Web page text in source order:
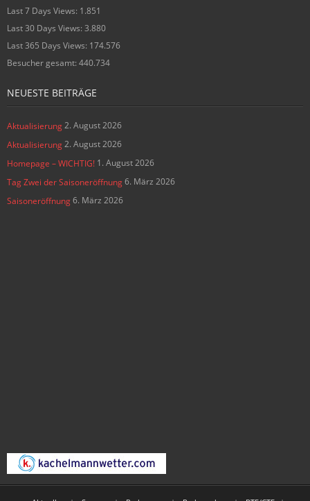
Last 7 Days Views: 1.851
Last 30 Days Views: 3.880
Last 365 Days Views: 174.576
Besucher gesamt: 440.734
NEUESTE BEITRÄGE
Aktualisierung2. August 2026
Aktualisierung2. August 2026
Homepage – WICHTIG! 1. August 2026
Tag Zwei der Saisoneröffnung6. März 2026
Saisoneröffnung6. März 2026